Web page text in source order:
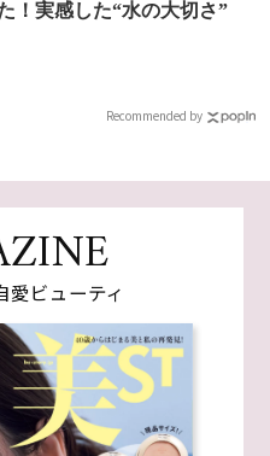
！実感した“水の大切さ”
Recommended by
愛ビューティ